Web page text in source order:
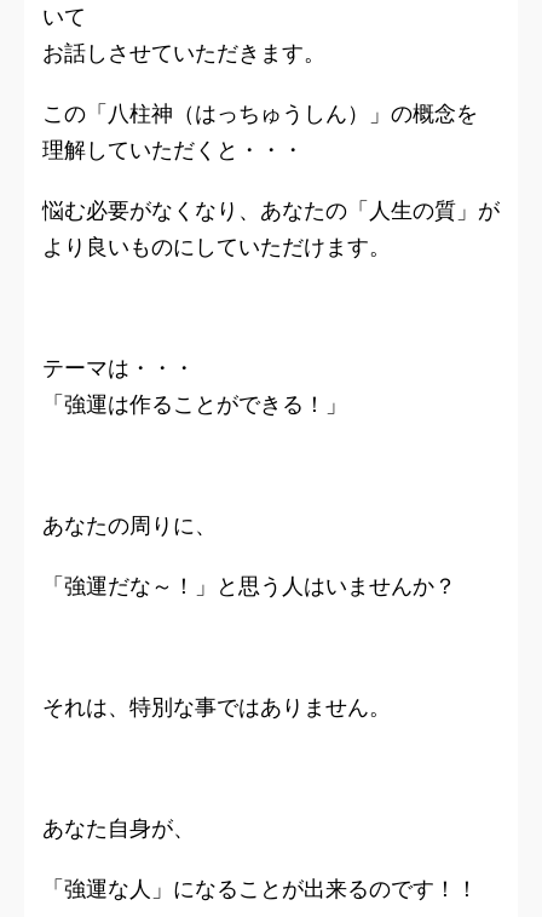
いて
お話しさせていただきます。
この 「八柱神（はっちゅうしん）」 の概念を
理解していただくと・・・
悩む必要がなくなり、あなたの「人生の質」が
より良いものにしていただけます。
テーマは・・・
「強運は作ることができる！」
あなたの周りに、
「強運だな～！」と思う人はいませんか？
それは、特別な事ではありません。
あなた自身が、
「強運な人」になることが出来るのです！！